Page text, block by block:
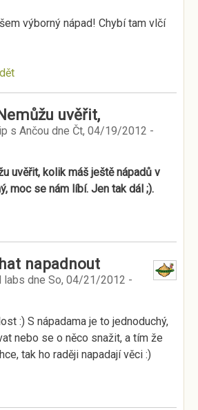
výborný nápad! Chybí tam vlčí
uvěřit,
s Ančou dne Čt, 04/19/2012 -
uvěřit, kolik máš ještě nápadů v
moc se nám líbí. Jen tak dál ;).
napadnout
labs dne So, 04/21/2012 -
:) S nápadama je to jednoduchý,
nebo se o něco snažit, a tím že
tak ho raději napadají věci :)